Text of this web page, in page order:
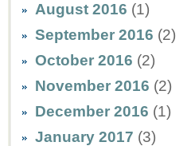
August 2016 (1)
September 2016 (2)
October 2016 (2)
November 2016 (2)
December 2016 (1)
January 2017 (3)